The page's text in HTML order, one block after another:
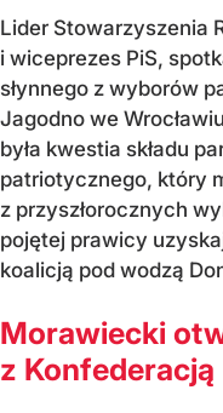
Lider Stowarzyszenia
i wiceprezes PiS,
słynnego z wyborów
Jagodno we
była kwestia składu
patriotycznego, który
z przyszłorocznych
pojętej prawicy
koalicją pod wodzą
Morawiecki
z Konfederacją